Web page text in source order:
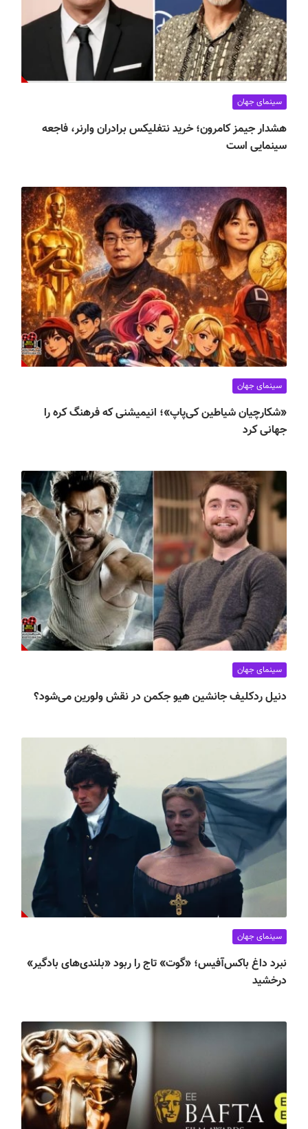
سینمای جهان
هشدار جیمز کامرون؛ خرید نتفلیکس برادران وارنر، فاجعه
سینمایی است
سینمای جهان
«شکارچیان شیاطین کی‌پاپ»؛ انیمیشنی که فرهنگ کره را
جهانی کرد
سینمای جهان
دنیل ردکلیف جانشین هیو جکمن در نقش ولورین می‌شود؟
سینمای جهان
نبرد داغ باکس‌آفیس؛ «گوت» تاج را ربود «بلندی‌های بادگیر»
درخشید